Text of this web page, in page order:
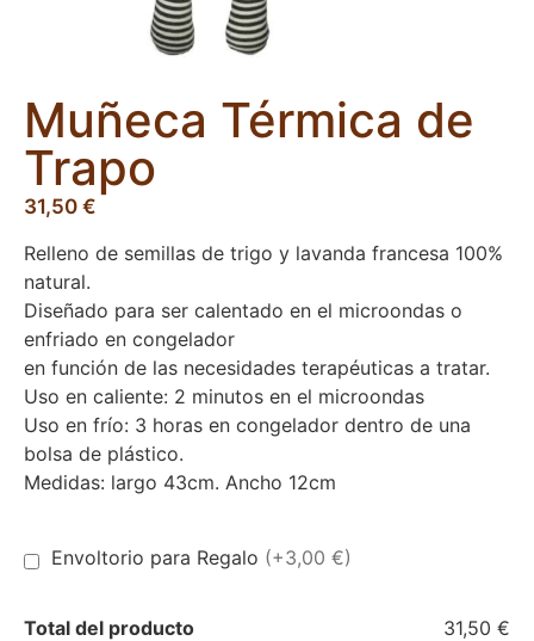
Muñeca Térmica de
Trapo
31,50 €
Relleno de semillas de trigo y lavanda francesa 100%
natural.
Diseñado para ser calentado en el microondas o
enfriado en congelador
en función de las necesidades terapéuticas a tratar.
Uso en caliente: 2 minutos en el microondas
Uso en frío: 3 horas en congelador dentro de una
bolsa de plástico.
Medidas: largo 43cm. Ancho 12cm
Envoltorio para Regalo (+3,00 €)
Total del producto
31,50 €